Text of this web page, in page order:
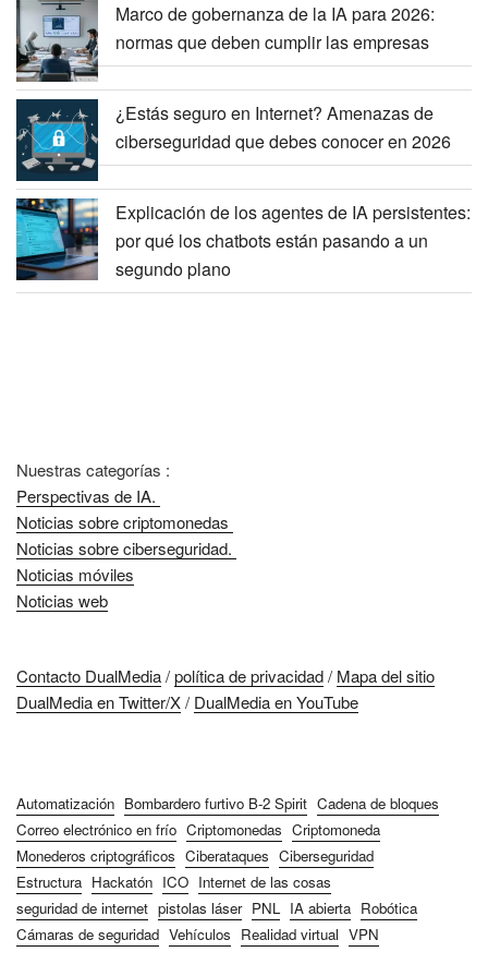
Marco de gobernanza de la IA para 2026:
normas que deben cumplir las empresas
¿Estás seguro en Internet? Amenazas de
ciberseguridad que debes conocer en 2026
Explicación de los agentes de IA persistentes:
por qué los chatbots están pasando a un
segundo plano
Nuestras categorías :
Perspectivas de IA.
Noticias sobre criptomonedas
Noticias sobre ciberseguridad.
Noticias móviles
Noticias web
Contacto DualMedia/política de privacidad/ Mapa del sitio
DualMedia en Twitter/X/ DualMedia en YouTube
Automatización Bombardero furtivo B-2 Spirit Cadena de bloques
Correo electrónico en frío Criptomonedas Criptomoneda
Monederos criptográficos Ciberataques Ciberseguridad
Estructura Hackatón ICO Internet de las cosas
seguridad de internet pistolas láser PNL IA abierta Robótica
Cámaras de seguridad Vehículos Realidad virtual VPN